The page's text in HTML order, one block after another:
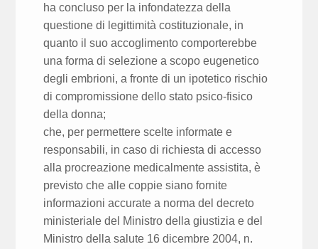
ha concluso per la infondatezza della
questione di legittimità costituzionale, in
quanto il suo accoglimento comporterebbe
una forma di selezione a scopo eugenetico
degli embrioni, a fronte di un ipotetico rischio
di compromissione dello stato psico-fisico
della donna;
che, per permettere scelte informate e
responsabili, in caso di richiesta di accesso
alla procreazione medicalmente assistita, è
previsto che alle coppie siano fornite
informazioni accurate a norma del decreto
ministeriale del Ministro della giustizia e del
Ministro della salute 16 dicembre 2004, n.